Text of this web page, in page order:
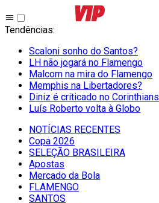
Tendências:
Scaloni sonho do Santos?
LH não jogará no Flamengo
Malcom na mira do Flamengo
Memphis na Libertadores?
Diniz é criticado no Corinthians
Luís Roberto volta à Globo
NOTÍCIAS RECENTES
Copa 2026
SELEÇÃO BRASILEIRA
Apostas
Mercado da Bola
FLAMENGO
SANTOS